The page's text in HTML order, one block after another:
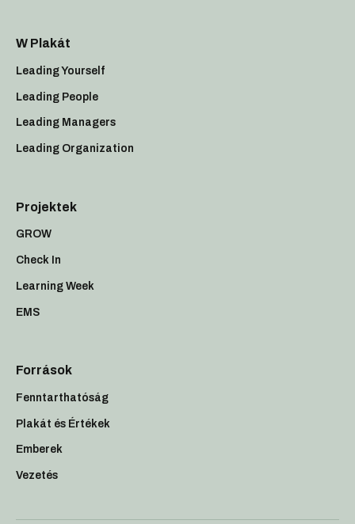
W Plakát
Leading Yourself
Leading People
Leading Managers
Leading Organization
Projektek
GROW
Check In
Learning Week
EMS
Források
Fenntarthatóság
Plakát és Értékek
Emberek
Vezetés